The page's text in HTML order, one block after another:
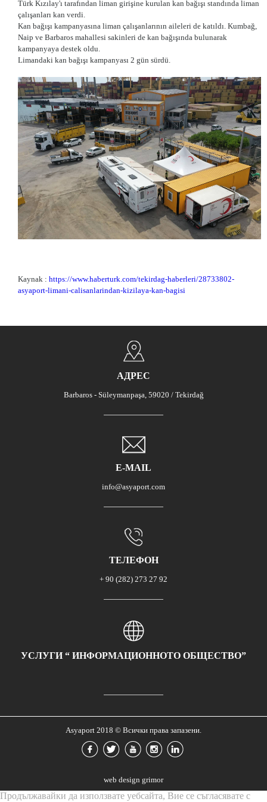
Türk Kızılay'ı tarafından liman girişine kurulan kan bağışı standında liman
çalışanları kan verdi.
Kan bağışı kampanyasına liman çalışanlarının aileleri de katıldı. Kumbağ,
Naip ve Barbaros mahallesi sakinleri de kan bağışında bulunarak
kampanyaya destek oldu.
Limandaki kan bağışı kampanyası 2 gün sürdü.
Kaynak : https://www.haberturk.com/tekirdag-haberleri/28733802-
asyaport-limani-calisanlarindan-kizilaya-kan-bagisi
АДРЕС
Barbaros - Süleymanpaşa, 59020 / Tekirdağ
E-MAIL
info@asyaport.com
ТЕЛЕФОН
+ 90 (282) 273 27 92
УСЛУГИ “ ИНФОРМАЦИОННОТО ОБЩЕСТВО”
Asyaport 2018 © Всички права запазени.
web design grimor
Продължавайки да използвате уебсайта, Вие се съгласявате с